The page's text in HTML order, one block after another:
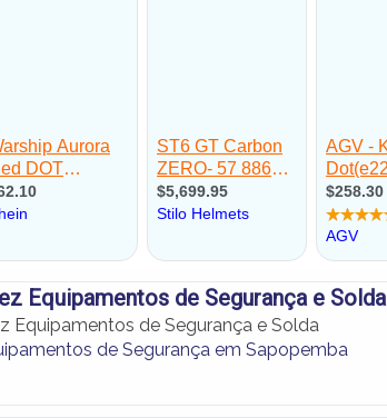
Equipamentos de Segurança e Solda
Equipamentos de Segurança e Solda
de Segurança em Sapopemba